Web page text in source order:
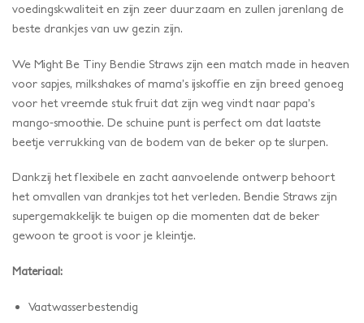
voedingskwaliteit en zijn zeer duurzaam en zullen jarenlang de
beste drankjes van uw gezin zijn.
We Might Be Tiny Bendie Straws zijn een match made in heaven
voor sapjes, milkshakes of mama’s ijskoffie en zijn breed genoeg
voor het vreemde stuk fruit dat zijn weg vindt naar papa’s
mango-smoothie. De schuine punt is perfect om dat laatste
beetje verrukking van de bodem van de beker op te slurpen.
Dankzij het flexibele en zacht aanvoelende ontwerp behoort
het omvallen van drankjes tot het verleden. Bendie Straws zijn
supergemakkelijk te buigen op die momenten dat de beker
gewoon te groot is voor je kleintje.
Materiaal:
Vaatwasserbestendig